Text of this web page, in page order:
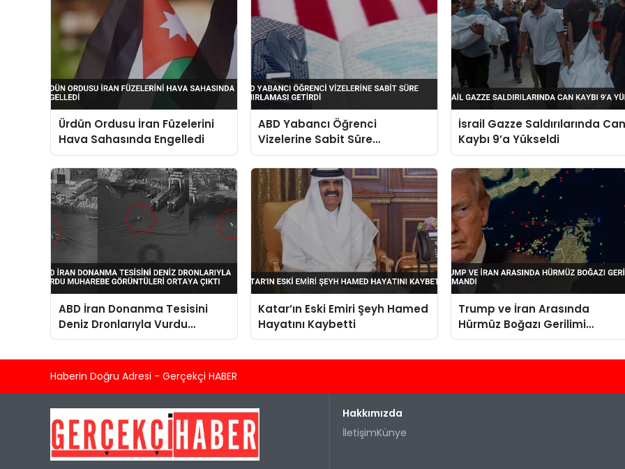
Ürdün Ordusu İran Füzelerini
Hava Sahasında Engelledi
ABD Yabancı Öğrenci
Vizelerine Sabit Süre
Sınırlaması Getirdi
İsrail Gazze Saldırılarında
Kaybı 9’a Yükseldi
ABD İran Donanma Tesisini
Deniz Dronlarıyla Vurdu
Muharebe Görüntüleri Ortaya
Katar’ın Eski Emiri Şeyh Hamed
Hayatını Kaybetti
Trump ve İran Arasında
Hürmüz Boğazı Gerilimi
Tırmandı
Haberin Doğru Adresi - Gerçekçi HABER
Hakkımızda
İletişimKünye